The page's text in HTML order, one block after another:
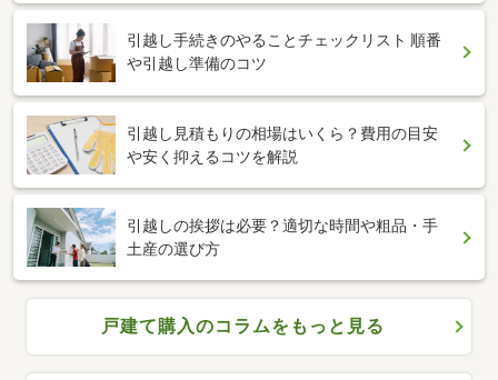
引越し手続きのやることチェックリスト 順番
や引越し準備のコツ
引越し見積もりの相場はいくら？費用の目安
や安く抑えるコツを解説
引越しの挨拶は必要？適切な時間や粗品・手
土産の選び方
戸建て購入のコラムをもっと見る